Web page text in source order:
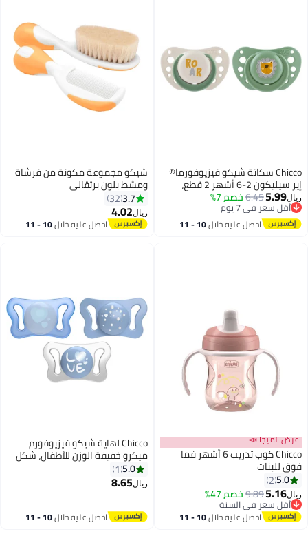
Chicco سكاتة شيكو فيزيوفورما®
إير سيليكون 2-6 أشهر 2 قطع،
أخضر (مختلط)
ريال5.99
6.45خصم 7%
أقل سعر في 7 يوم
أقل سعر في 7 يوماحصل عليه خلال 10 - 11
شيكو مجموعة مكونة من فرشاة
ومشط بلون برتقالي
3.7
32
ريال4.02
احصل عليه خلال 10 - 11
عرض الميجا 📣
Chicco كوب تدريب 6 أشهر فما
فوق للبنات
5.0
2
ريال5.16
9.89خصم 47%
أقل سعر في السنة
أقل سعر في السنة
احصل عليه خلال 10 - 11
Chicco لهاية شيكو فيزيوفورم
ميكرو خفيفة الوزن للأطفال، شكل
مريح، 0-2 أشهر، عبوة من 2، أزرق
فاتح
5.0
1
ريال8.65
احصل عليه خلال 10 - 11